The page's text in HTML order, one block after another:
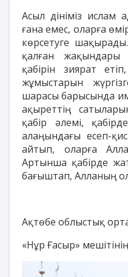
Асыл дініміз ислам
ғана емес, оларға
көрсетуге
қалған
қабірін зиярат
жұмыстарын
шарасы барысында
ақыреттің
қабір әлемі,
алаңындағы есеп-
айтып, оларға
Артынша қабірде
бағыштап, Алланың
Ақтөбе облыстық
«Нұр Ғасыр»